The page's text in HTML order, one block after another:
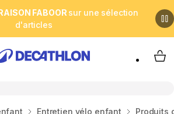
FABOOR sur une sélection
d'articles
My
Entretien vélo enfant Produits